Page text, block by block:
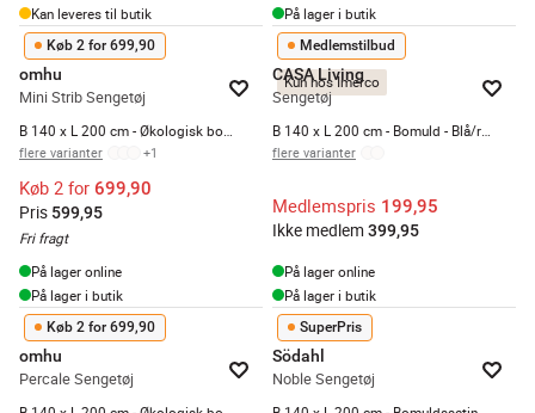
Kan leveres til butik
På lager i butik
Køb 2 for 699,90
omhu
Mini Strib Sengetøj
flere varianter +1
Køb 2 for 699,90
Pris 599,95
Fri fragt
På lager online
På lager i butik
Kun hos Imerco
Medlemstilbud
CASA Living
Sengetøj
flere varianter
Medlemspris 199,95
Ikke medlem 399,95
På lager online
På lager i butik
Køb 2 for 699,90
omhu
Percale Sengetøj
SuperPris
Södahl
Noble Sengetøj